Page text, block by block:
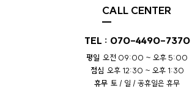
CALL CENTER
TEL : 070-4490-7370
평일 오전 09:00 ~ 오후 5:00
점심 오후 12:30 ~ 오후 1:30
휴무 토 / 일 / 공휴일은 휴무